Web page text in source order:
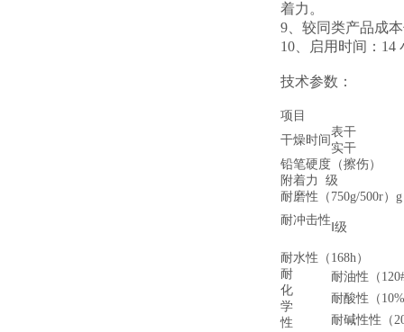
着力。
9、较同类产品成
10、启用时间：14
技术参数：
项目
干燥时间
表干
实干
铅笔硬度（擦伤）
附着力 级
耐磨性（750g/500r）g
耐冲击性
Ⅰ级
耐水性（168h）
耐
化
学
性
耐油性（
耐酸性（
耐碱性性（